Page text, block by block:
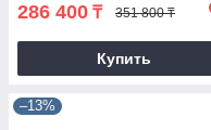
286 400 ₸ 351 800 ₸
Купить
–13%